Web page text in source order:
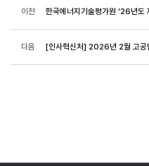
이전
다음 [인사혁신처] 2026년 2월 고공